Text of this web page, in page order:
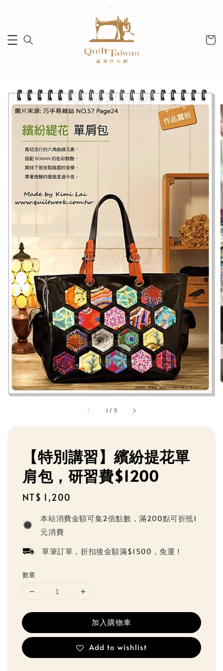
1 / 5
【特別講習】繽紛提花單
肩包，研習費$1200
Regular
NT$ 1,200
本站消費金額可集2倍點數，滿200點可折抵1
元消費
單筆訂單，折扣後金額滿$1500，免運！
數量
加入購物車
Add to wishlist